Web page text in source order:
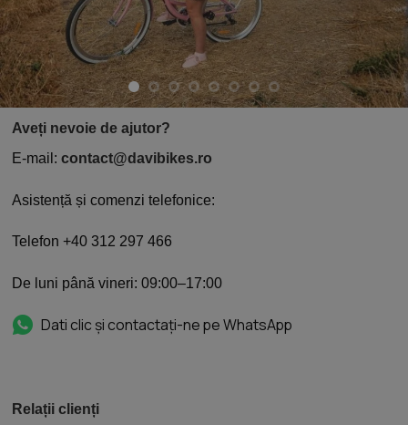
Aveți nevoie de ajutor?
E-mail: contact@davibikes.ro
Asistență și comenzi telefonice:
Telefon +40 312 297 466
De luni până vineri: 09:00–17:00
Dati clic și contactați-ne pe WhatsApp
Relații clienți